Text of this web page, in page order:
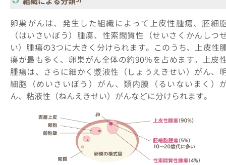
卵巣がんは、発生した組織によって上皮性腫瘍、胚細
（はいさいぼう）腫瘍、性索間質性（せいさくかんしつ
い）腫瘍の3つに大きく分けられます。このうち、上皮性
瘍が最も多く、卵巣がん全体の約90％を占めます。上皮
腫瘍は、さらに細かく漿液性（しょうえきせい）がん、
細胞（めいさいぼう）がん、類内膜（るいないまく）
ん、粘液性（ねんえきせい）がんなどに分けられます。